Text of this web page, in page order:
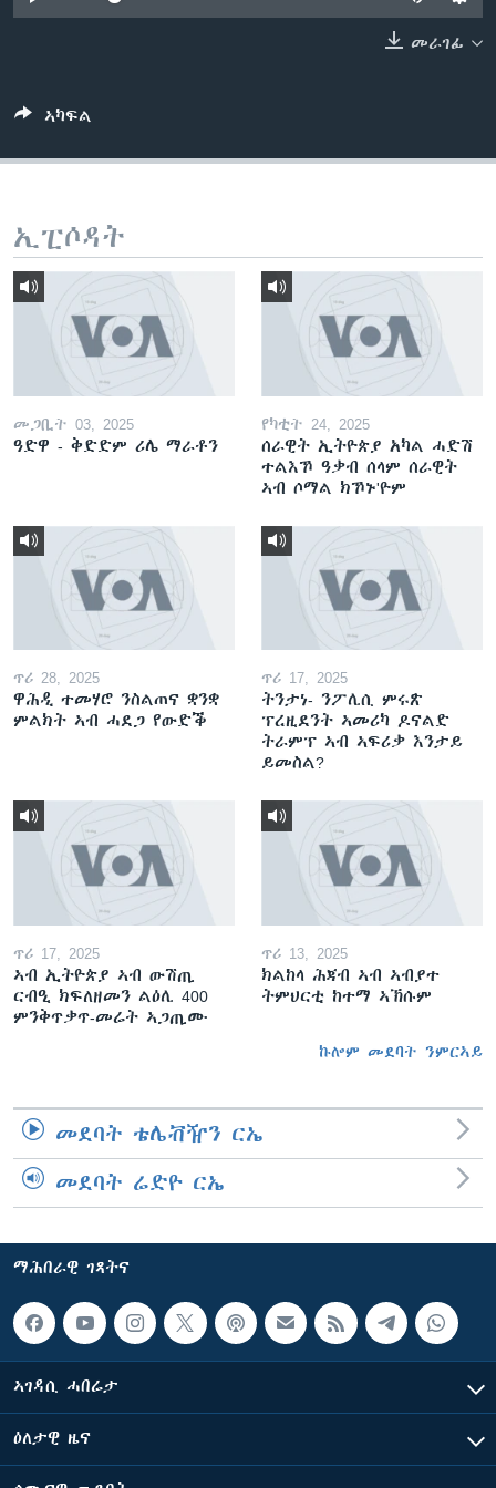
ቂሔ ጽልሚ
መራገፊ
ኣካፍል
ኢፒሶዳት
መጋቢት 03, 2025
ዓድዋ - ቅድድም ሪሌ ማራቶን
የካቲት 24, 2025
ሰራዊት ኢትዮጵያ አካል ሓድሽ
ተልእኾ ዓቃብ ሰላም ሰራዊት
ኣብ ሶማል ክኾኑ'ዮም
ጥሪ 28, 2025
ዋሕዲ ተመሃሮ ንስልጠና ቋንቋ
ምልክት ኣብ ሓደጋ የውድቕ
ጥሪ 17, 2025
ትንታነ- ንፖሊሲ ምሩጽ
ፕረዚደንት ኣመሪካ ዶናልድ
ትራምፕ ኣብ ኣፍሪቃ እንታይ
ይመስል?
ጥሪ 17, 2025
ኣብ ኢትዮጵያ ኣብ ውሽጢ
ርብዒ ክፍለዘመን ልዕሊ 400
ምንቅጥቃጥ-መሬት ኣጋጢሙ
ጥሪ 13, 2025
ክልከላ ሕጃብ ኣብ ኣብያተ
ትምህርቲ ከተማ ኣኽሱም
ኩሎም መደባት ንምርኣይ
መደባት ቴሌቭዥን ርኤ
መደባት ሬድዮ ርኤ
ማሕበራዊ ገጻትና
ኣገዳሲ ሓበሬታ
ዕለታዊ ዜና